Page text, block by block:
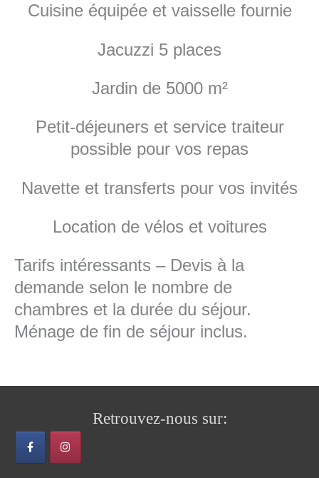
Cuisine équipée et vaisselle fournie
Jacuzzi 5 places
Jardin de 5000 m²
Petit-déjeuners et service traiteur
possible pour vos repas
Navette et transferts pour vos invités
Location de vélos et voitures
Tarifs intéressants – Devis à la
demande selon le nombre de
chambres et la durée du séjour.
Ménage de fin de séjour inclus.
Retrouvez-nous sur: